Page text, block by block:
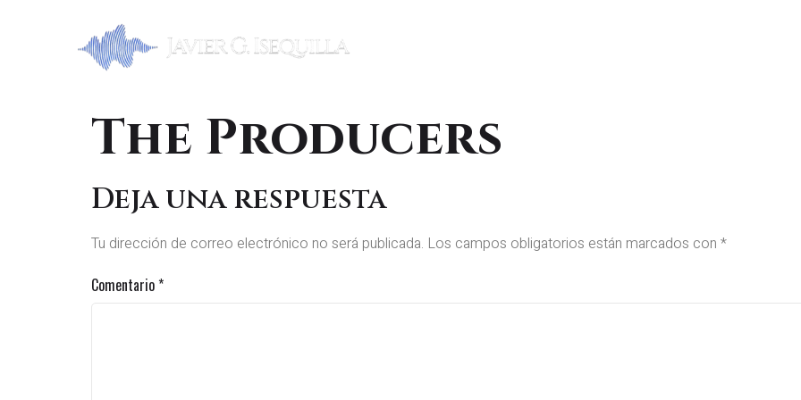
The Producers
Deja una respuesta
Tu dirección de correo electrónico no será publicada. Los campos obligatorios están marcados con *
Comentario*